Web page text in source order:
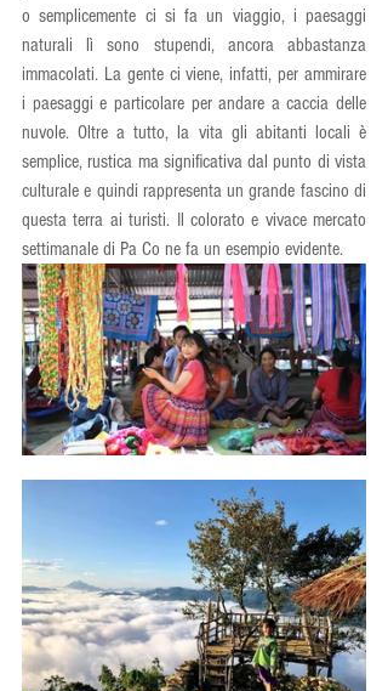
o semplicemente ci si fa un viaggio, i paesaggi
naturali lì sono stupendi, ancora abbastanza
immacolati. La gente ci viene, infatti, per ammirare
i paesaggi e particolare per andare a caccia delle
nuvole. Oltre a tutto, la vita gli abitanti locali è
semplice, rustica ma significativa dal punto di vista
culturale e quindi rappresenta un grande fascino di
questa terra ai turisti. Il colorato e vivace mercato
settimanale di Pa Co ne fa un esempio evidente.